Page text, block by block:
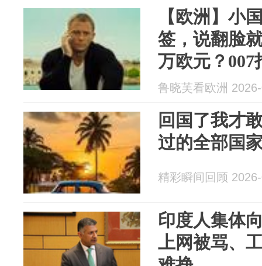
【欧洲】小
签，说翻脸
万欧元？007
鲁晓芙看欧洲
回国了我才
过的全部国
精彩瞬间回顾
印度人集体
上网被骂、